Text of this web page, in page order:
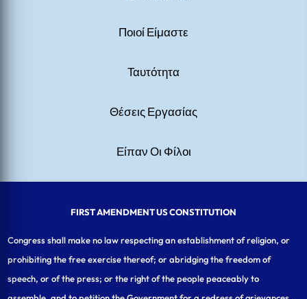
Ποιοί Είμαστε
Ταυτότητα
Θέσεις Εργασίας
Είπαν Οι Φίλοι
FIRST AMENDMENT US CONSTITUTION
Congress shall make no law respecting an establishment of religion, or
prohibiting the free exercise thereof; or abridging the freedom of
speech, or of the press; or the right of the people peaceably to